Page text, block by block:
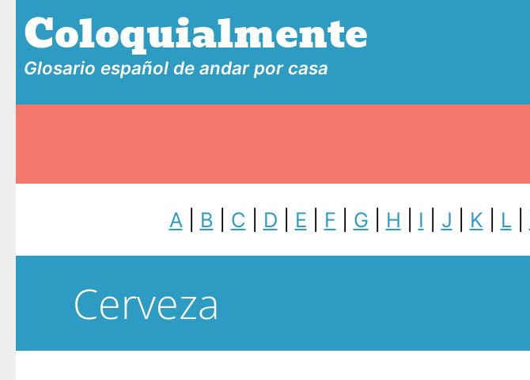
Coloquialmente
Glosario español de andar por casa
A B C D E F G H I J K L|
Cerveza